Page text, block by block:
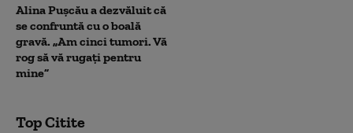
Alina Pușcău a dezvăluit că
se confruntă cu o boală
gravă. „Am cinci tumori. Vă
rog să vă rugați pentru
mine”
Top Citite